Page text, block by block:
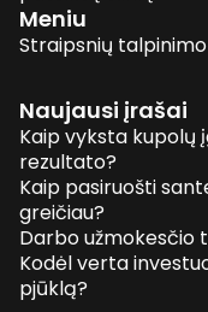
Meniu
Straipsnių
Naujausi įrašai
Kaip vyksta kupolų
rezultato?
Kaip pasiruošti
greičiau?
Darbo užmokesčio
Kodėl verta
pjūklą?